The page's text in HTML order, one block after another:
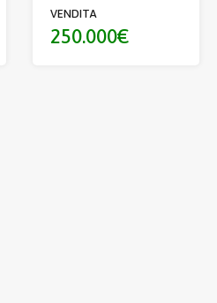
VENDITA
250.000€